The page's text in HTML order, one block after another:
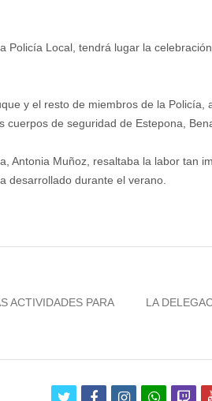
Local, tendrá lugar la
y el resto de miembros de la
de seguridad de Estepona,
Antonia Muñoz, resaltaba la labor tan
desarrollado durante el verano.
ACTIVIDADES PARA
Next
LA
twitterfacebookinstagram